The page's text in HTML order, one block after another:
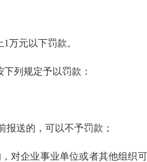
元以下罚款。
列规定予以罚款：
送的，可以不予罚款；
企业事业单位或者其他组织